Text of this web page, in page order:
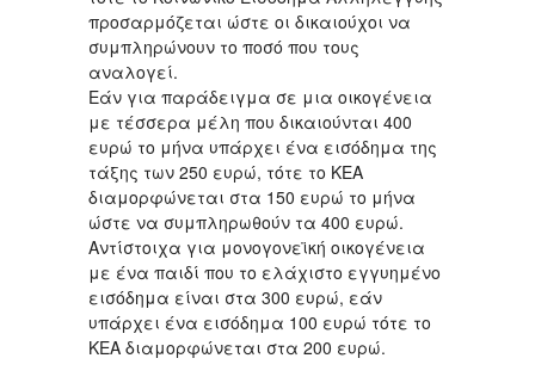
προσαρμόζεται ώστε οι δικαιούχοι να
συμπληρώνουν το ποσό που τους
αναλογεί.
Εάν για παράδειγμα σε μια οικογένεια
με τέσσερα μέλη που δικαιούνται 400
ευρώ το μήνα υπάρχει ένα εισόδημα της
τάξης των 250 ευρώ, τότε το ΚΕΑ
διαμορφώνεται στα 150 ευρώ το μήνα
ώστε να συμπληρωθούν τα 400 ευρώ.
Αντίστοιχα για μονογονεϊκή οικογένεια
με ένα παιδί που το ελάχιστο εγγυημένο
εισόδημα είναι στα 300 ευρώ, εάν
υπάρχει ένα εισόδημα 100 ευρώ τότε το
ΚΕΑ διαμορφώνεται στα 200 ευρώ.